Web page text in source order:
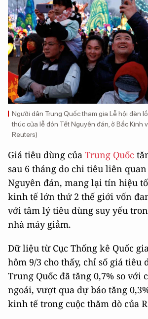
Người dân Trung Quốc tham gia Lễ hội đèn
thúc của lễ đón Tết Nguyên đán, ở Bắc Kinh
Reuters)
Giá tiêu dùng của Trung Quốc
sau 6 tháng do chi tiêu liên
Nguyên đán, mang lại tín hiệu
kinh tế lớn thứ 2 thế giới vốn
với tâm lý tiêu dùng suy yếu
nhà máy giảm.
Dữ liệu từ Cục Thống kê Quốc
hôm 9/3 cho thấy, chỉ số giá tiêu
Trung Quốc đã tăng 0,7% so với
ngoái, vượt qua dự báo tăng
kinh tế trong cuộc thăm dò của